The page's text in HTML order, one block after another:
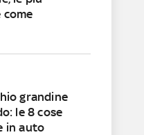
grandine
le 8 cose
in auto